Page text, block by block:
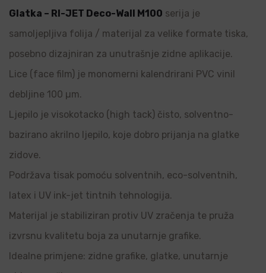
Glatka – RI-JET Deco-Wall M100 serija je
samoljepljiva folija / materijal za velike formate tiska,
posebno dizajniran za unutrašnje zidne aplikacije.
Lice (face film) je monomerni kalendrirani PVC vinil
debljine 100 µm.
Ljepilo je visokotacko (high tack) čisto, solventno-
bazirano akrilno ljepilo, koje dobro prijanja na glatke
zidove.
Podržava tisak pomoću solventnih, eco-solventnih,
latex i UV ink-jet tintnih tehnologija.
Materijal je stabiliziran protiv UV zračenja te pruža
izvrsnu kvalitetu boja za unutarnje grafike.
Idealne primjene: zidne grafike, glatke, unutarnje